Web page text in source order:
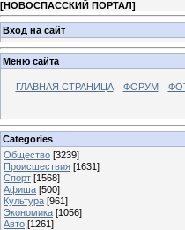
[НОВОСПАССКИЙ ПОРТАЛ]
Вход на сайт
Меню сайта
ГЛАВНАЯ СТРАНИЦА ФОРУМ
Categories
Общество [3239]
Происшествия [1631]
Спорт [1568]
Афиша [500]
Культура [961]
Экономика [1056]
Авто [1261]